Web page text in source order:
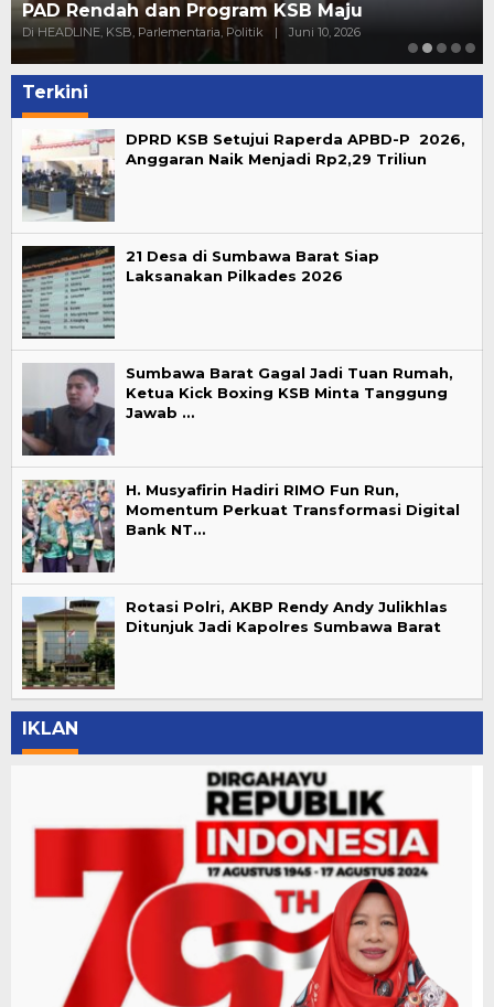
PAD Rendah dan Program KSB Maju
Di HEADLINE, KSB, Parlementaria, Politik | Juni 10, 2026
Terkini
DPRD KSB Setujui Raperda APBD-P 2026,
Anggaran Naik Menjadi Rp2,29 Triliun
21 Desa di Sumbawa Barat Siap
Laksanakan Pilkades 2026
Sumbawa Barat Gagal Jadi Tuan Rumah,
Ketua Kick Boxing KSB Minta Tanggung
Jawab …
H. Musyafirin Hadiri RIMO Fun Run,
Momentum Perkuat Transformasi Digital
Bank NT…
Rotasi Polri, AKBP Rendy Andy Julikhlas
Ditunjuk Jadi Kapolres Sumbawa Barat
IKLAN